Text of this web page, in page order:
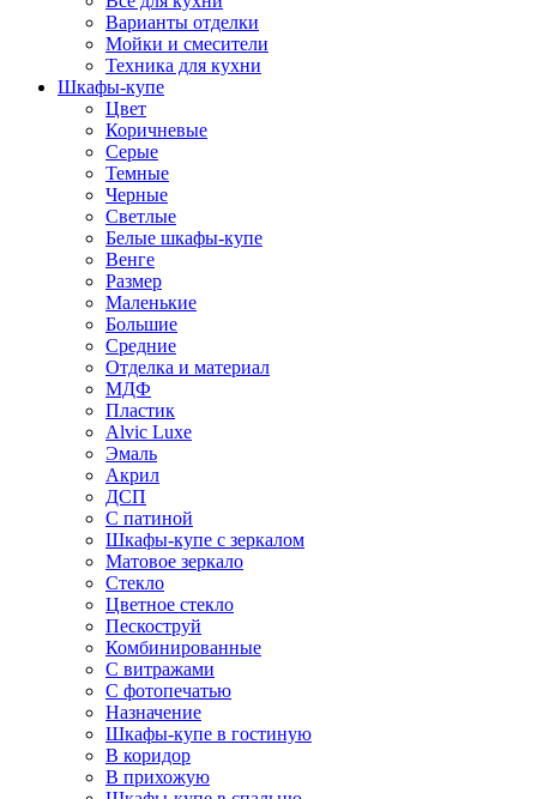
Варианты отделки
Мойки и смесители
Техника для кухни
Шкафы-купе
Цвет
Коричневые
Серые
Темные
Черные
Светлые
Белые шкафы-купе
Венге
Размер
Маленькие
Большие
Средние
Отделка и материал
МДФ
Пластик
Alvic Luxe
Эмаль
Акрил
ДСП
С патиной
Шкафы-купе с зеркалом
Матовое зеркало
Стекло
Цветное стекло
Пескоструй
Комбинированные
С витражами
С фотопечатью
Назначение
Шкафы-купе в гостиную
В коридор
В прихожую